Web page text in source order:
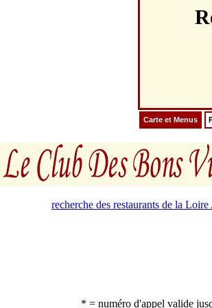
Carte et Menus
recherche des restaurants de la
* = numéro d'appel valide